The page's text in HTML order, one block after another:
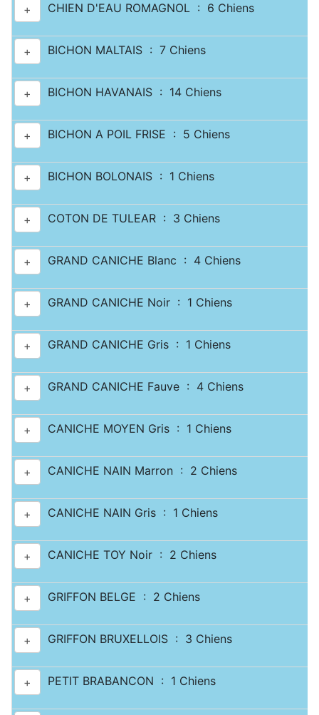
+ CHIEN D'EAU ROMAGNOL : 6 Chiens
+ BICHON MALTAIS : 7 Chiens
+ BICHON HAVANAIS : 14 Chiens
+ BICHON A POIL FRISE : 5 Chiens
+ BICHON BOLONAIS : 1 Chiens
+ COTON DE TULEAR : 3 Chiens
+ GRAND CANICHE Blanc : 4 Chiens
+ GRAND CANICHE Noir : 1 Chiens
+ GRAND CANICHE Gris : 1 Chiens
+ GRAND CANICHE Fauve : 4 Chiens
+ CANICHE MOYEN Gris : 1 Chiens
+ CANICHE NAIN Marron : 2 Chiens
+ CANICHE NAIN Gris : 1 Chiens
+ CANICHE TOY Noir : 2 Chiens
+ GRIFFON BELGE : 2 Chiens
+ GRIFFON BRUXELLOIS : 3 Chiens
+ PETIT BRABANCON : 1 Chiens